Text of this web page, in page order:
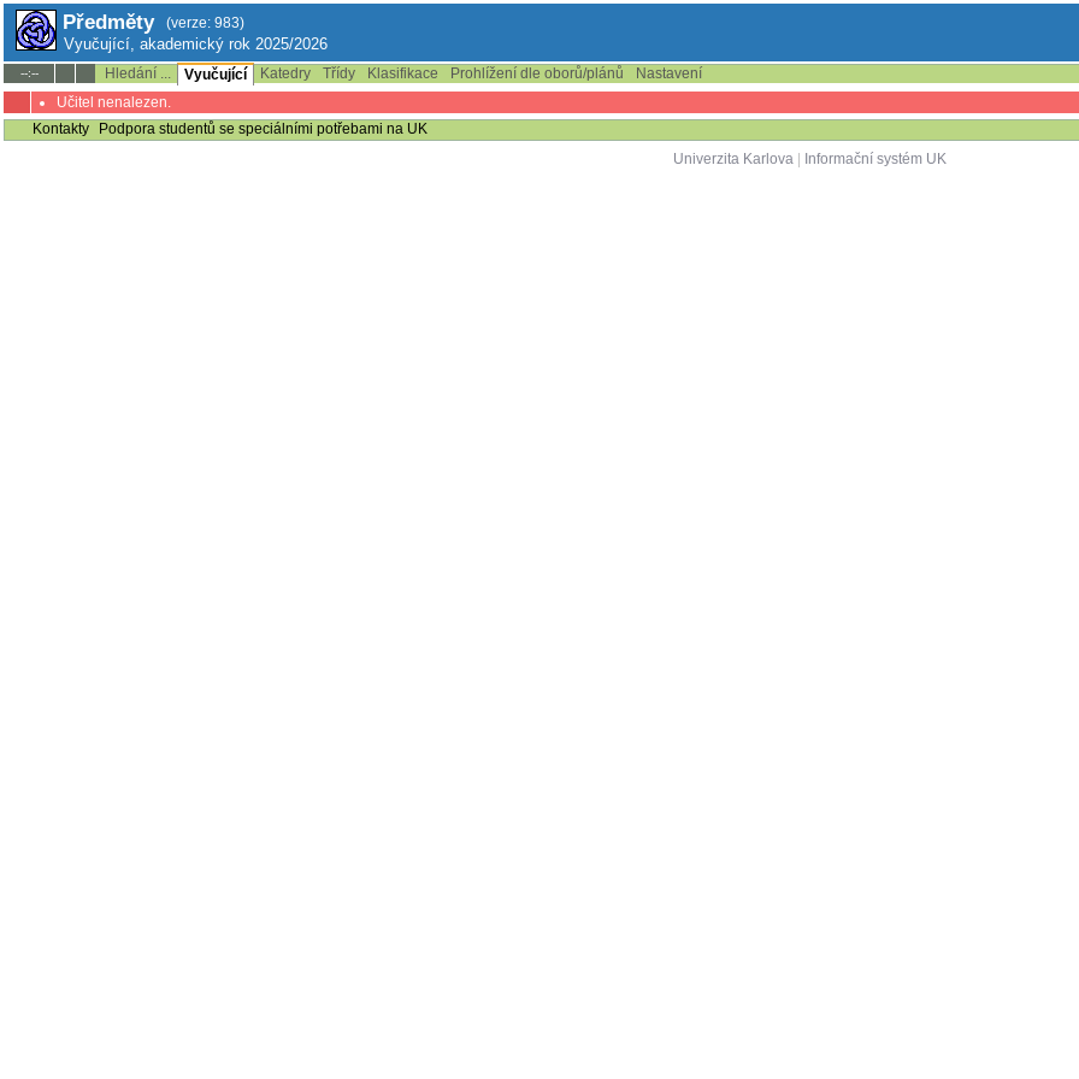
Předměty (verze: 983)
Vyučující, akademický rok 2025/2026
--:-- Hledání ... Vyučující Katedry Třídy Klasifikace Prohlížení dle oborů/plánů
Nastavení
Učitel nenalezen.
Kontakty
Podpora studentů se speciálními potřebami na UK
Univerzita Karlova| Informační systém UK